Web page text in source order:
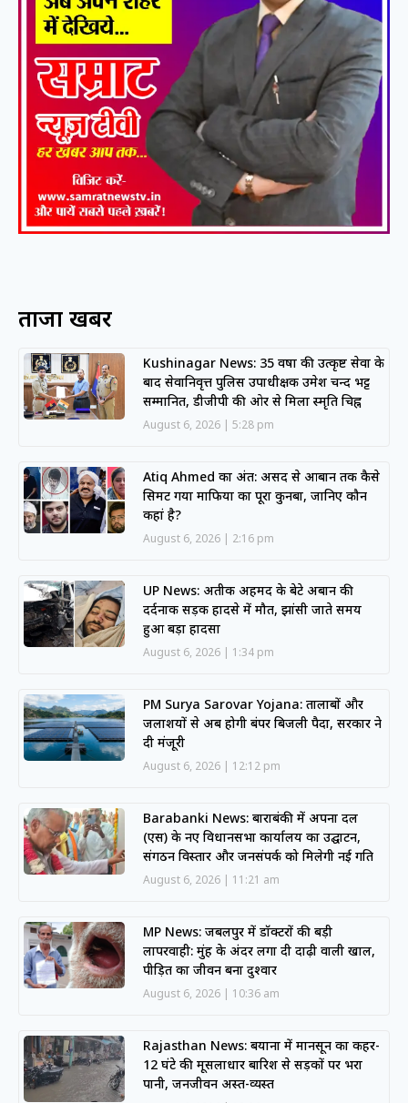
ताजा खबरें
Kushinagar News: 35 वर्षों की उत्कृष्ट सेवा के
बाद सेवानिवृत्त पुलिस उपाधीक्षक उमेश चन्द भट्ट
सम्मानित, डीजीपी की ओर से मिला स्मृति चिह्न
August 6, 2026 5:28 pm
Atiq Ahmed का अंत: असद से आबान तक कैसे
सिमट गया माफिया का पूरा कुनबा, जानिए कौन
कहां है?
August 6, 2026 2:16 pm
UP News: अतीक अहमद के बेटे अबान की
दर्दनाक सड़क हादसे में मौत, झांसी जाते समय
हुआ बड़ा हादसा
August 6, 2026 1:34 pm
PM Surya Sarovar Yojana: तालाबों और
जलाशयों से अब होगी बंपर बिजली पैदा, सरकार ने
दी मंजूरी
August 6, 2026 12:12 pm
Barabanki News: बाराबंकी में अपना दल
(एस) के नए विधानसभा कार्यालय का उद्घाटन,
संगठन विस्तार और जनसंपर्क को मिलेगी नई गति
August 6, 2026 11:21 am
MP News: जबलपुर में डॉक्टरों की बड़ी
लापरवाही: मुंह के अंदर लगा दी दाढ़ी वाली खाल,
पीड़ित का जीवन बना दुश्वार
August 6, 2026 10:36 am
Rajasthan News: बयाना में मानसून का कहर-
12 घंटे की मूसलाधार बारिश से सड़कों पर भरा
पानी, जनजीवन अस्त-व्यस्त